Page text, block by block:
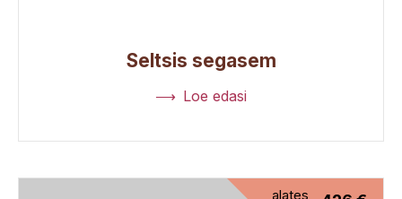
Seltsis segasem
Loe edasi
alates